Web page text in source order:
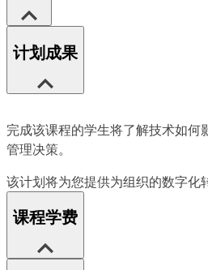
计划成果
完成该课程的学生将了解技术如何
管理决策。
该计划将为您提供为组织的数字化
课程学费